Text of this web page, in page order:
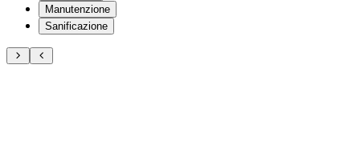
Manutenzione
Sanificazione